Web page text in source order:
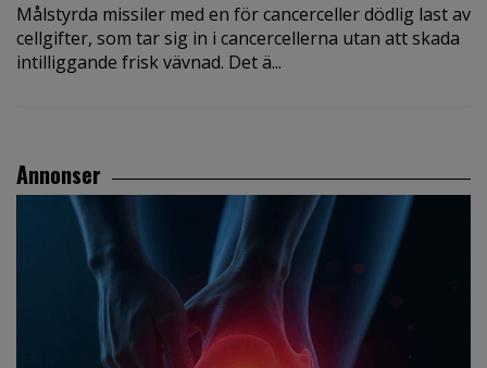
Målstyrda missiler med en för cancerceller dödlig last av
cellgifter, som tar sig in i cancercellerna utan att skada
intilliggande frisk vävnad. Det ä...
Annonser